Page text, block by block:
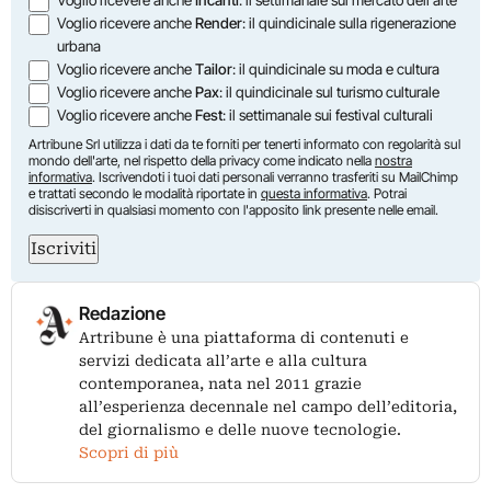
Voglio ricevere ancheRender: il quindicinale sulla rigenerazione
urbana
Voglio ricevere ancheTailor: il quindicinale su moda e cultura
Voglio ricevere anchePax: il quindicinale sul turismo culturale
Voglio ricevere ancheFest: il settimanale sui festival culturali
Artribune Srl utilizza i dati da te forniti per tenerti informato con regolarità sul
mondo dell'arte, nel rispetto della privacy come indicato nella nostra
informativa. Iscrivendoti i tuoi dati personali verranno trasferiti su MailChimp
e trattati secondo le modalità riportate in questa informativa. Potrai
disiscriverti in qualsiasi momento con l'apposito link presente nelle email.
Iscriviti
Redazione
Artribune è una piattaforma di contenuti e
servizi dedicata all’arte e alla cultura
contemporanea, nata nel 2011 grazie
all’esperienza decennale nel campo dell’editoria,
del giornalismo e delle nuove tecnologie.
Scopri di più